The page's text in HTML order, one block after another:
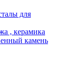
для
, керамика
камень